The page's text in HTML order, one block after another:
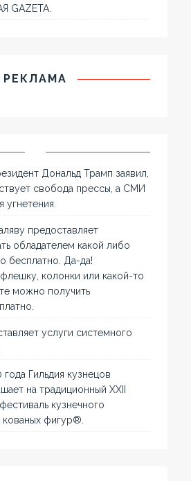
GAZЕТА.
РЕКЛАМА
Дональд Трамп заявил,
свобода прессы, а СМИ
угнетения.
предоставляет
обладателем какой либо
бесплатно. Да-да!
колонки или какой-то
можно получить
услуги системного
Гильдия кузнецов
на традиционный XXII
кузнечного
кованых фигур®.